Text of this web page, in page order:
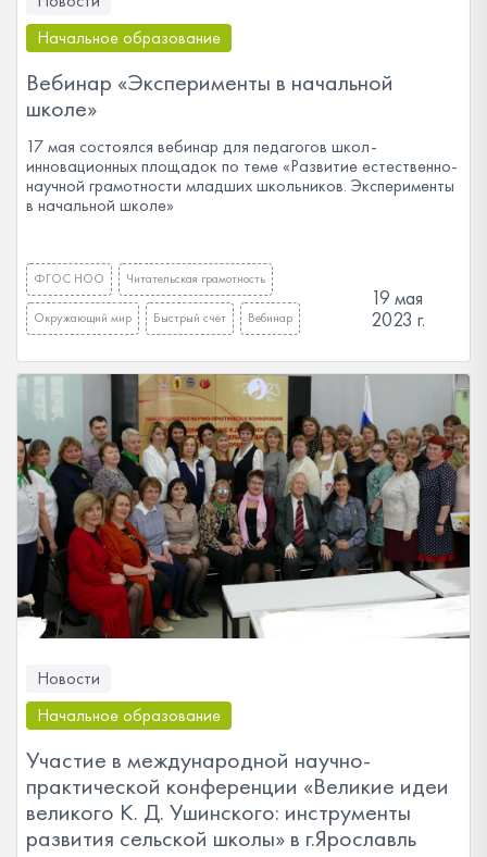
Начальное образование
Вебинар «Эксперименты в начальной
школе»
17 мая состоялся вебинар для педагогов школ-
инновационных площадок по теме «Развитие естественно-
научной грамотности младших школьников. Эксперименты
в начальной школе»
ФГОС НОО Читательская грамотность
Окружающий мир Быстрый счёт Вебинар
19 мая
2023 г.
Новости
Начальное образование
Участие в международной научно-
практической конференции «Великие идеи
великого К. Д. Ушинского: инструменты
развития сельской школы» в г.Ярославль